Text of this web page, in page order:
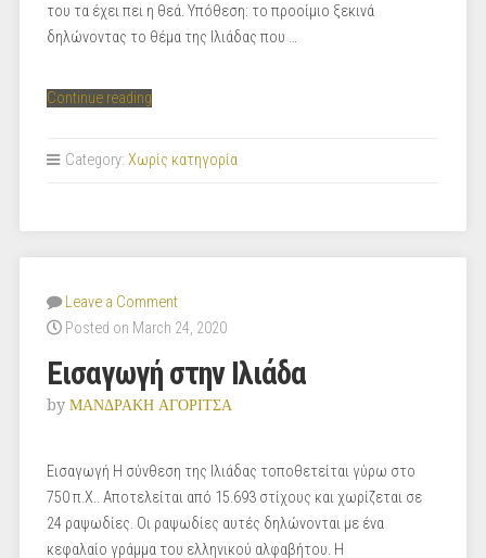
του τα έχει πει η θεά. Υπόθεση: το προοίμιο ξεκινά
δηλώνοντας το θέμα της Ιλιάδας που …
Continue reading“Ραψωδία
1-
Category: Χωρίς κατηγορία
Leave a Comment
Posted on March 24, 2020
Εισαγωγή στην Ιλιάδα
by ΜΑΝΔΡΑΚΗ ΑΓΟΡΙΤΣΑ
Εισαγωγή Η σύνθεση της Ιλιάδας τοποθετείται γύρω στο
750 π.Χ.. Αποτελείται από 15.693 στίχους και χωρίζεται σε
24 ραψωδίες. Οι ραψωδίες αυτές δηλώνονται με ένα
κεφαλαίο γράμμα του ελληνικού αλφαβήτου. Η